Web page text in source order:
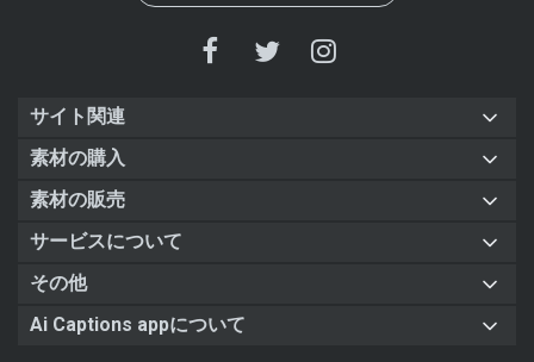
サイト関連
素材の購入
素材の販売
サービスについて
その他
Ai Captions appについて